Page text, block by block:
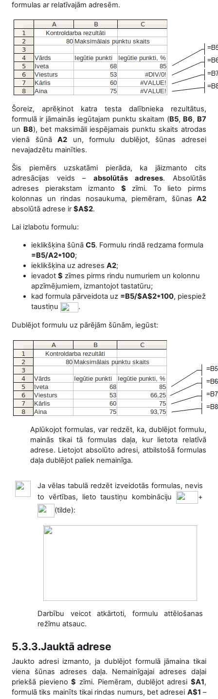
formulas ar relatīvajām adresēm.
Šoreiz, aprēķinot katra testa dalībnieka rezultātus,
formulā ir jāmainās iegūtajam punktu skaitam (B5, B6, B7
un B8), bet maksimāli iespējamais punktu skaits atrodas
vienā šūnāA2 un, formulu dublējot, šūnas adresei
nevajadzētu mainīties.
Šis piemērs uzskatāmi pierāda, ka jāizmanto cits
adresācijas veids – absolūtās adreses. Absolūtās
adreses pierakstam izmanto $ zīmi. To lieto pirms
kolonnas un rindas nosaukuma, piemēram, šūnas A2
absolūtā adrese ir$A$2.
Lai izlabotu formulu:
ieklikšķina šūnā C5. Formulu rindā redzama formula
=B5/A2*100;
ieklikšķina uz adreses A2;
ievadot $ zīmes pirms rindu numuriem un kolonnu
apzīmējumiem, izmantojot tastatūru;
kad formula pārveidota uz =B5/$A$2*100, piespiež
taustiņu
.
Dublējot formulu uz pārējām šūnām, iegūst:
Aplūkojot formulas, var redzēt, ka, dublējot formulu,
mainās tikai tā formulas daļa, kur lietota relatīvā
adrese. Lietojot absolūto adresi, atbilstošā formulas
daļa dublējot paliek nemainīga.
Ja vēlas tabulā redzēt izveidotās formulas, nevis
to vērtības, lieto taustiņu kombināciju
+
(tilde):
Darbību veicot atkārtoti, formulu attēlošanas
režīmu atsauc.
5.3.3.Jauktā adrese
Jaukto adresi izmanto, ja dublējot formulā jāmaina tikai
viena šūnas adreses daļa. Nemainīgajai adreses daļai
priekšā pievieno$ zīmi. Piemēram, dublējot adresi$A1,
formulā tiks mainīts tikai rindas numurs, bet adresei A$1 –